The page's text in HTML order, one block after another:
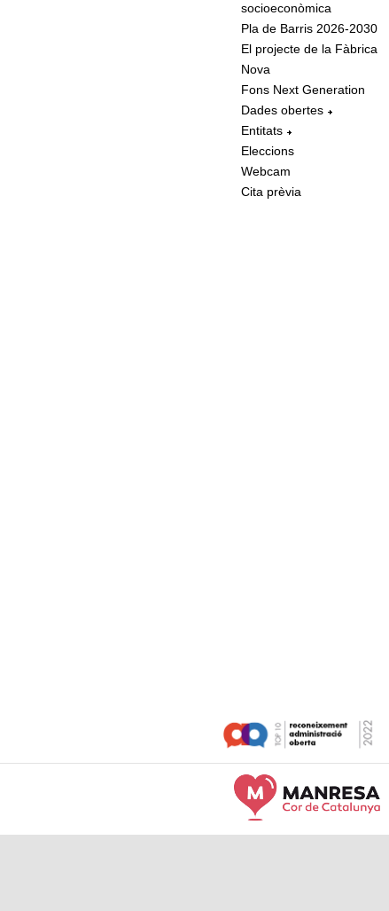
socioeconòmica
Pla de Barris 2026-2030
El projecte de la Fàbrica
Nova
Fons Next Generation
Dades obertes
Entitats
Eleccions
Webcam
Cita prèvia